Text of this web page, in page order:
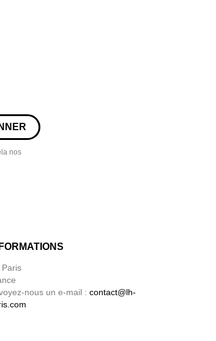
nos
Paris
nous un e-mail : contact@lh-